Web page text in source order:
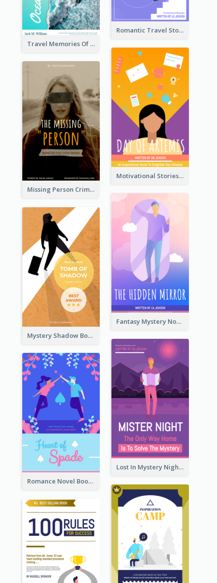
Romantic Travel Story Book Cover
Travel Memories Of Arcadia Book Cover
Motivational Stories Of Artemis Book Cover
Missing Person Crime Novel Book Cover
Fantasy Mystery Novel Book Cover
Mystery Shadow Book Cover
Lost In Mystery Night Book Cover
Romance Novel Book Cover